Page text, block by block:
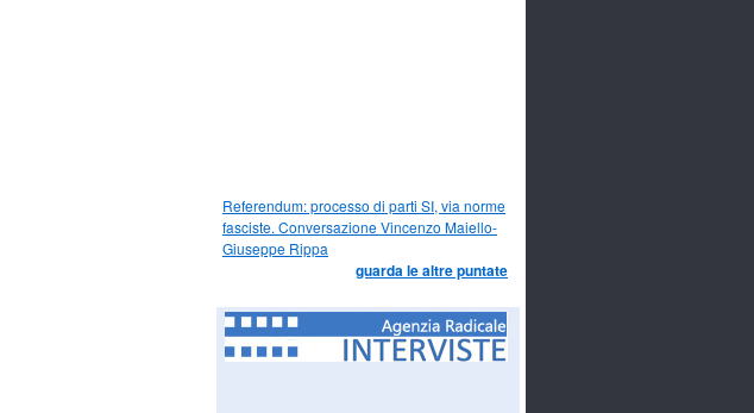
Referendum: processo di parti SI, via norme
fasciste. Conversazione Vincenzo Maiello-
Giuseppe Rippa
guarda le altre puntate